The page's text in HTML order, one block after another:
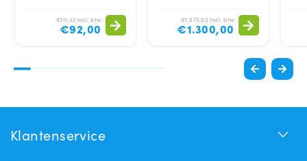
€111,32 Incl. btw
€92,00
€1.573,00 Incl. btw
€1.300,00
Klantenservice